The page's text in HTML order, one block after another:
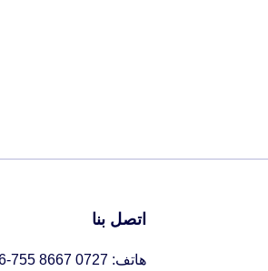
اتصل بنا
هاتف: 0727 8667 755-86+